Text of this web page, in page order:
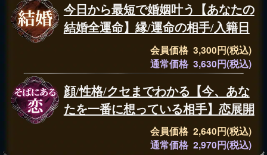
今日から最短で婚姻叶う【あなたの
結婚全運命】縁/運命の相手/入籍日
会員価格 3,300円(税込)
通常価格 3,630円(税込)
顔/性格/クセまでわかる【今、あな
たを一番に想っている相手】恋展開
会員価格 2,640円(税込)
通常価格 2,970円(税込)